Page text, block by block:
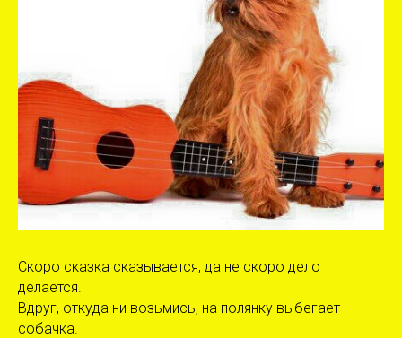
Скоро сказка сказывается, да не скоро дело
делается.
Вдруг, откуда ни возьмись, на полянку выбегает
собачка.